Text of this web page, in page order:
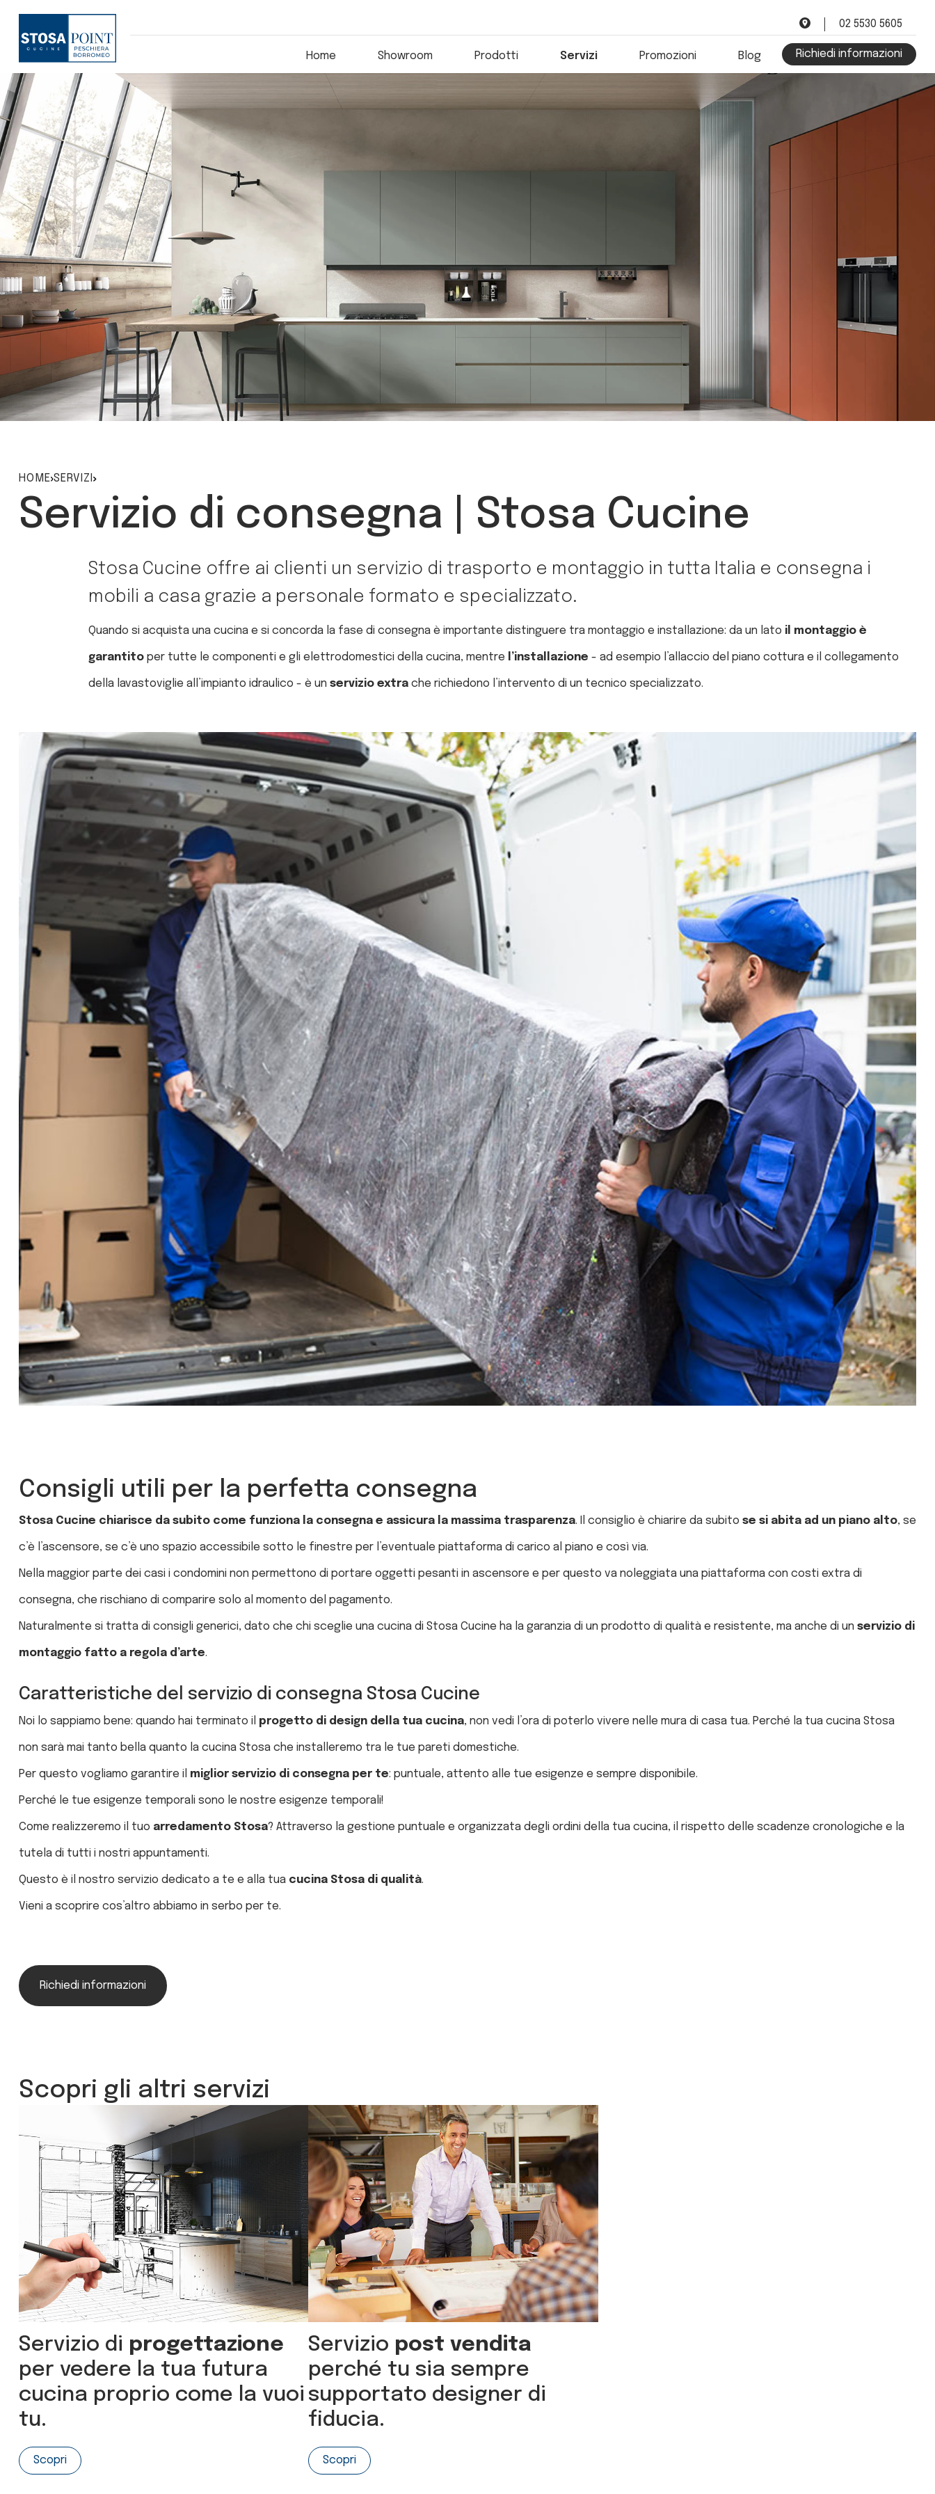
02 5530 5605
Home Showroom Prodotti Servizi Promozioni Blog Richiedi informazioni
HOME SERVIZI
Servizio di consegna | Stosa Cucine
Stosa Cucine offre ai clienti un servizio di trasporto e montaggio in tutta Italia e consegna i
mobili a casa grazie a personale formato e specializzato.
Quando si acquista una cucina e si concorda la fase di consegna è importante distinguere tra montaggio e installazione: da un lato il montaggio è
garantitoper tutte le componenti e gli elettrodomestici della cucina, mentre l’installazione - ad esempio l’allaccio del piano cottura e il collegamento
della lavastoviglie all’impianto idraulico - è un servizio extrache richiedono l’intervento di un tecnico specializzato.
Consigli utili per la perfetta consegna
Stosa Cucine chiarisce da subito come funziona la consegna e assicura la massima trasparenza. Il consiglio è chiarire da subito se si abita ad un piano alto, se
c’è l’ascensore, se c’è uno spazio accessibile sotto le finestre per l’eventuale piattaforma di carico al piano e così via.
Nella maggior parte dei casi i condomini non permettono di portare oggetti pesanti in ascensore e per questo va noleggiata una piattaforma con costi extra di
consegna, che rischiano di comparire solo al momento del pagamento.
Naturalmente si tratta di consigli generici, dato che chi sceglie una cucina di Stosa Cucine ha la garanzia di un prodotto di qualità e resistente, ma anche di un servizio di
montaggio fatto a regola d’arte.
Caratteristiche del servizio di consegna Stosa Cucine
Noi lo sappiamo bene: quando hai terminato il progetto di design della tua cucina, non vedi l’ora di poterlo vivere nelle mura di casa tua. Perché la tua cucina Stosa
non sarà mai tanto bella quanto la cucina Stosa che installeremo tra le tue pareti domestiche.
Per questo vogliamo garantire il miglior servizio di consegna per te: puntuale, attento alle tue esigenze e sempre disponibile.
Perché le tue esigenze temporali sono le nostre esigenze temporali!
Come realizzeremo il tuo arredamento Stosa? Attraverso la gestione puntuale e organizzata degli ordini della tua cucina, il rispetto delle scadenze cronologiche e la
tutela di tutti i nostri appuntamenti.
Questo è il nostro servizio dedicato a te e alla tua cucina Stosa di qualità.
Vieni a scoprire cos’altro abbiamo in serbo per te.
Richiedi informazioni
Scopri gli altri servizi
Servizio di progettazione
per vedere la tua futura
cucina proprio come la vuoi
tu.
Scopri
Servizio post vendita
perché tu sia sempre
supportato designer di
fiducia.
Scopri